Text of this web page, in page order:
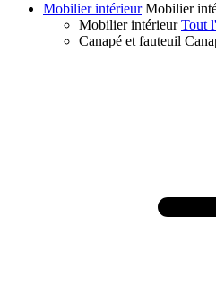
Mobilier intérieur Mobilier
Mobilier intérieur Tout
Canapé et fauteuil